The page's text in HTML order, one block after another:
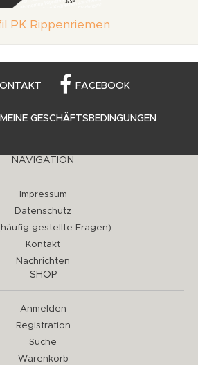
PK Rippenriemen
FACEBOOK
GESCHÄFTSBEDINGUNGEN
NAVIGATION
Impressum
Datenschutz
gestellte Fragen)
Kontakt
Nachrichten
SHOP
Anmelden
Registration
Suche
Warenkorb